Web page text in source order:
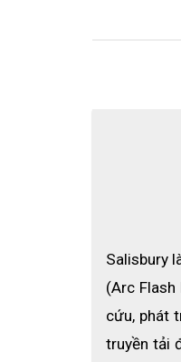
Mũ cứng bảo
Kính bảo hộ
Túi đựng tiện lợi
Salisbury
(Arc
cứu, phát
truyền tải